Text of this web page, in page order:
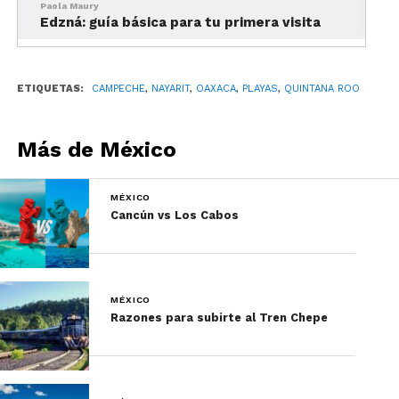
Lagunasbioluminiscentes
en México
Paola Maury
Edzná: guía básica para tu primera visita
ETIQUETAS: CAMPECHE, NAYARIT, OAXACA, PLAYAS, QUINTANA ROO
Más de México
MÉXICO
Cancún vs Los Cabos
MÉXICO
Razones para subirte al Tren Chepe